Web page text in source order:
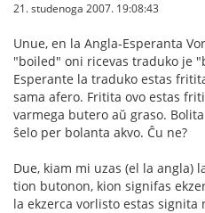
21. studenoga 2007. 19:08:43
Unue, en la Angla-Esperanta
"boiled" oni ricevas traduko je
Esperante la traduko estas
sama afero. Fritita ovo estas
varmega butero aŭ graso.
ŝelo per bolanta akvo. Ĉu ne?
Due, kiam mi uzas (el la angla)
tion butonon, kion signifas
la ekzerca vorlisto estas signita